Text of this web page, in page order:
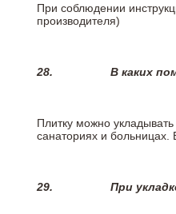
При соблюдении
производителя)
28. В каких
Плитку можно
санаториях и
29. При